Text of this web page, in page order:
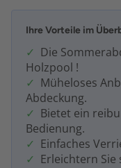
Ihre Vorteile im
Die
Holzpool !
Müheloses
Abdeckung.
Bietet ein
Bedienung.
Einfaches
Erleichtern Sie